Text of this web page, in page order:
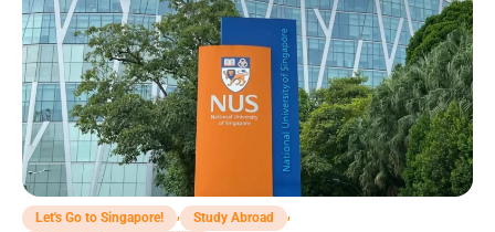
Let's Go to Singapore! Study Abroad